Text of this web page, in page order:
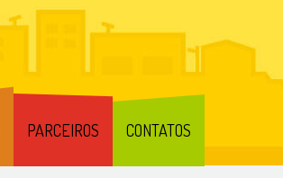
PARCEIROS CONTATOS